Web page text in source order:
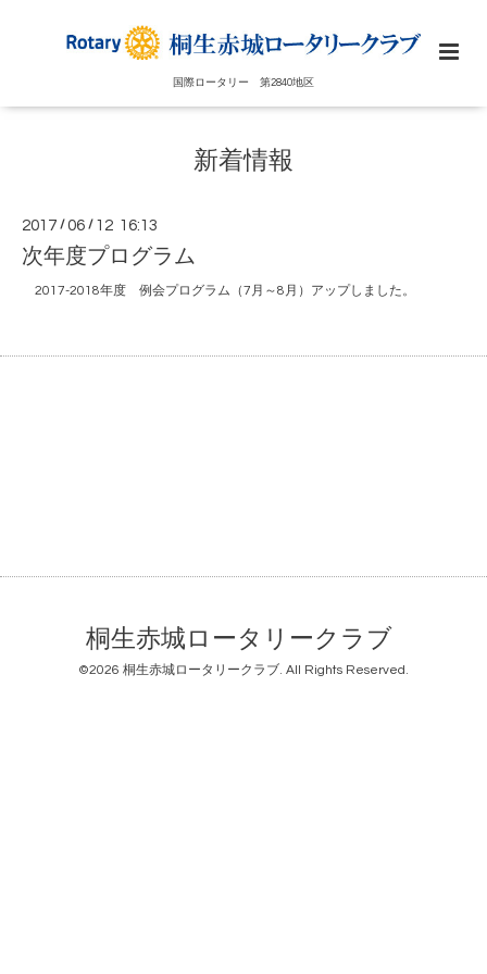
国際ロータリー 第2840地区
新着情報
2017 /06 / 12 16:13
次年度プログラム
2017-2018年度 例会プログラム（7月～8月）アップしました。
桐生赤城ロータリークラブ
©2026 桐生赤城ロータリークラブ. All Rights Reserved.